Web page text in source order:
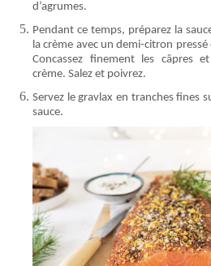
d’agrumes.
Pendant ce temps, préparez la
la crème avec un demi-citron
Concassez finement les câpres
crème. Salez et poivrez.
Servez le gravlax en tranches fines
sauce.